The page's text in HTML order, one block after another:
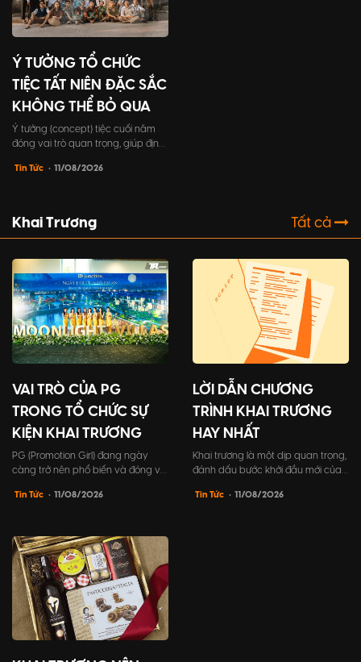
Ý TƯỞNG TỔ CHỨC
TIỆC TẤT NIÊN ĐẶC SẮC
KHÔNG THỂ BỎ QUA
Ý tưởng (concept) tiệc cuối năm
đóng vai trò quan trọng, giúp định
kiện, từ chủ đề, trò chơi, cho đến
nghiệm đáng nhớ cho khách mời.
Tin Tức • 11/08/2026
Khai Trương Tất cả
VAI TRÒ CỦA PG
TRONG TỔ CHỨC SỰ
KIỆN KHAI TRƯƠNG
PG (Promotion Girl) đang ngày
càng trở nên phổ biến và đóng vai
sự kiện khai trương. PG không chỉ
tích cực vào việc xây dựng hình
ảnh thương hiệu và tạo dựng ấn
tượng mạnh mẽ đối...
Tin Tức • 11/08/2026
LỜI DẪN CHƯƠNG
TRÌNH KHAI TRƯƠNG
HAY NHẤT
Khai trương là một dịp quan trọng,
đánh dấu bước khởi đầu mới của
yếu tố trong sự kiện cần được
Tin Tức • 11/08/2026